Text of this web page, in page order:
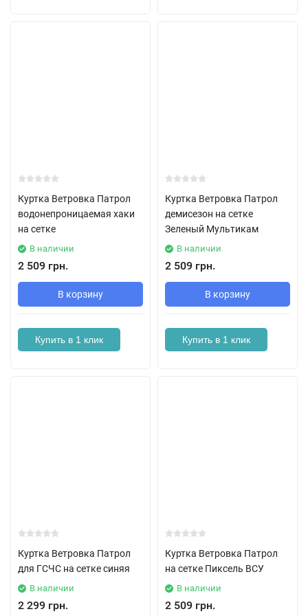
Куртка Ветровка Патрол
водонепроницаемая хаки
на сетке
В наличии
2 509 грн.
В корзину
Купить в 1 клик
Куртка Ветровка Патрол
демисезон на сетке
Зеленый Мультикам
В наличии
2 509 грн.
В корзину
Купить в 1 клик
Куртка Ветровка Патрол
для ГСЧС на сетке синяя
В наличии
2 299 грн.
Куртка Ветровка Патрол
на сетке Пиксель ВСУ
В наличии
2 509 грн.